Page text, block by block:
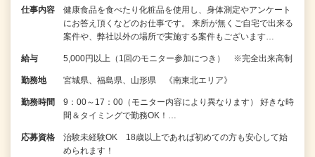
仕事内容
健康食品を食べたり化粧品を使用し、身体測定やアンケート
にお答え頂くなどのお仕事です。 来所が無くご自宅で出来る
案件や、弊社以外の場所で実施する案件もございます…
給与 5,000円以上（1回のモニター参加につき） ※完全出来高制
勤務地 宮城県、福島県、山形県 《南東北エリア》
勤務時間
9：00～17：00（モニター内容により異なります） 好きな時
間＆タイミングで勤務OK！…
応募資格
治験未経験OK 18歳以上であれば初めての方も安心して始
められます！